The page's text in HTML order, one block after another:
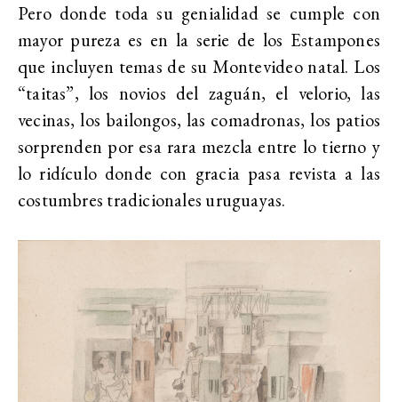
Pero donde toda su genialidad se cumple con
mayor pureza es en la serie de los Estampones
que incluyen temas de su Montevideo natal. Los
“taitas”, los novios del zaguán, el velorio, las
vecinas, los bailongos, las comadronas, los patios
sorprenden por esa rara mezcla entre lo tierno y
lo ridículo donde con gracia pasa revista a las
costumbres tradicionales uruguayas.